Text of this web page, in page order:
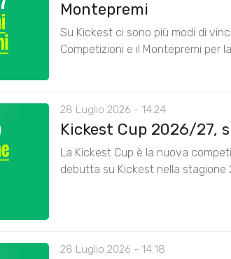
Montepremi
Su Kickest ci sono più modi di
Competizioni e il Montepremi per
28 Luglio 2026 - 14:24
Kickest Cup 2026/27,
La Kickest Cup è la nuova
debutta su Kickest nella stagione
28 Luglio 2026 - 14:18